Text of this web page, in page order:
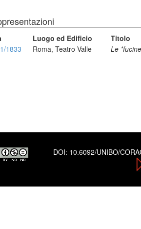
Luogo ed Edificio
Titolo
1833
Roma, Teatro Valle Le
DOI: 10.6092/UNIBO/